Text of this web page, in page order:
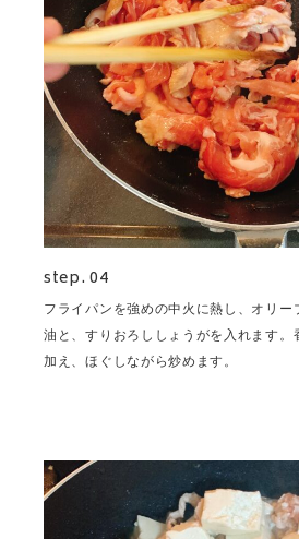
step. 04
フライパンを強めの中火に熱し、オリ
油と、すりおろししょうがを入れます。
加え、ほぐしながら炒めます。